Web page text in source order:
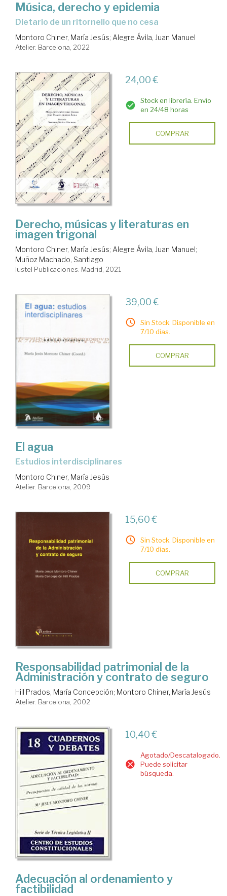
Música, derecho y epidemia
dietario de un ritornello que no cesa
Montoro Chiner, María Jesús; Alegre Ávila, Juan Manuel
Atelier. Barcelona, 2022
24,00 €
Stock en librería. Envío
en 24/48 horas
COMPRAR
Derecho, músicas y literaturas en
imagen trigonal
Montoro Chiner, María Jesús; Alegre Ávila, Juan Manuel;
Muñoz Machado, Santiago
Iustel Publicaciones. Madrid, 2021
39,00 €
Sin Stock. Disponible en
7/10 días.
COMPRAR
El agua
estudios interdisciplinares
Montoro Chiner, María Jesús
Atelier. Barcelona, 2009
15,60 €
Sin Stock. Disponible en
7/10 días.
COMPRAR
Responsabilidad patrimonial de la
Administración y contrato de seguro
Hill Prados, María Concepción; Montoro Chiner, María Jesús
Atelier. Barcelona, 2002
10,40 €
Agotado/Descatalogado.
Puede solicitar
búsqueda.
Adecuación al ordenamiento y
factibilidad